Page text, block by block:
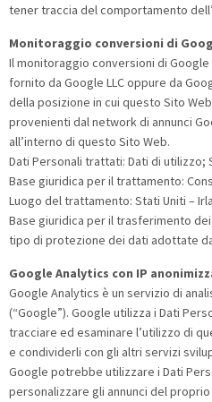
tener traccia del comportamento
Monitoraggio conversioni di
Il monitoraggio conversioni di
fornito da Google LLC oppure da
della posizione in cui questo Sito
provenienti dal network di annunci
all’interno di questo Sito Web.
Dati Personali trattati: Dati di utilizzo;
Base giuridica per il trattamento:
Luogo del trattamento: Stati Uniti –
Base giuridica per il trasferimento dei
tipo di protezione dei dati adottate
Google Analytics con IP
Google Analytics è un servizio di
(“Google”). Google utilizza i Dati
tracciare ed esaminare l’utilizzo di
e condividerli con gli altri servizi
Google potrebbe utilizzare i Dati
personalizzare gli annunci del